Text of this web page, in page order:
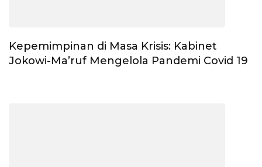
Kepemimpinan di Masa Krisis: Kabinet
Jokowi-Ma’ruf Mengelola Pandemi Covid 19